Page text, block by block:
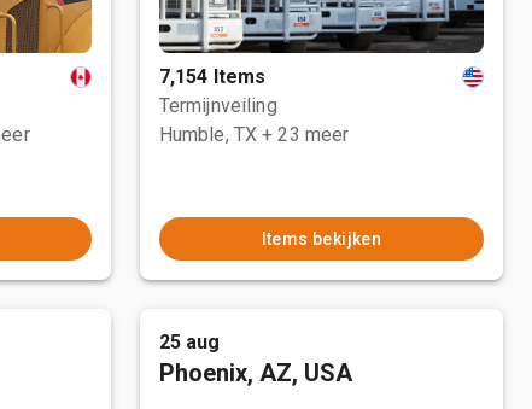
7,154 Items
Termijnveiling
Humble, TX + 23 meer
Items bekijken
25 aug
Phoenix, AZ, USA